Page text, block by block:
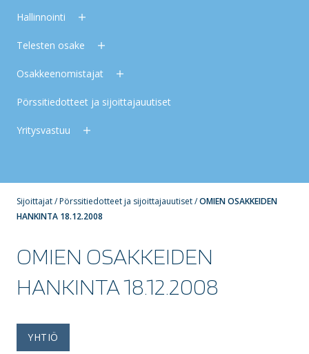
Hallinnointi
Telesten osake
Osakkeenomistajat
Pörssitiedotteet ja sijoittajauutiset
Yritysvastuu
Sijoittajat/Pörssitiedotteet ja sijoittajauutiset/OMIEN OSAKKEIDEN
HANKINTA 18.12.2008
OMIEN OSAKKEIDEN
HANKINTA 18.12.2008
YHTIÖ